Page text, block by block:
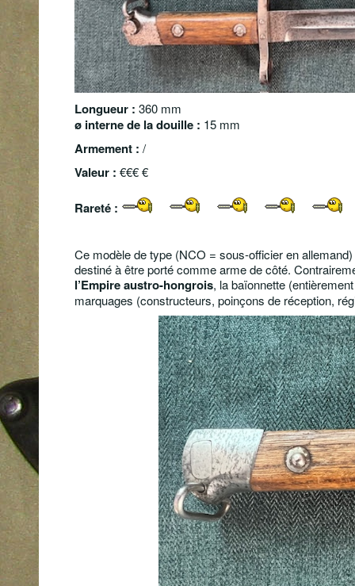
Longueur : 360 mm
ø interne de la douille : 15 mm
Armement : /
Valeur : €€€ €
Rareté :
Ce modèle de type (NCO = sous-officier en
destiné à être porté comme arme de côté.
l’Empire austro-hongrois, la baïonnette
marquages (constructeurs, poinçons de réception,